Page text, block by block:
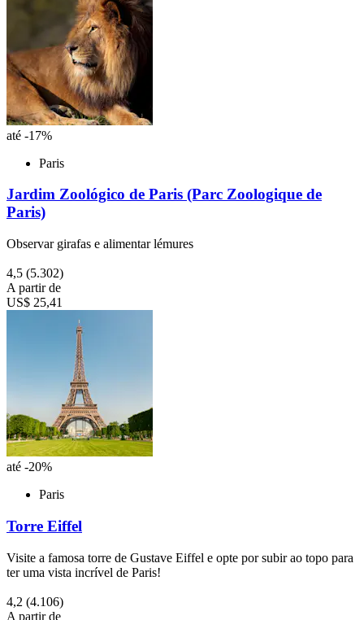
até -17%
Paris
Jardim Zoológico de Paris (Parc Zoologique de
Paris)
Observar girafas e alimentar lémures
4,5 (5.302)
A partir de
US$ 25,41
até -20%
Paris
Torre Eiffel
Visite a famosa torre de Gustave Eiffel e opte por subir ao topo para
ter uma vista incrível de Paris!
4,2 (4.106)
A partir de